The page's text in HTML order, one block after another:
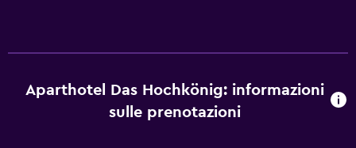
Aparthotel Das Hochkönig: informazioni
sulle prenotazioni